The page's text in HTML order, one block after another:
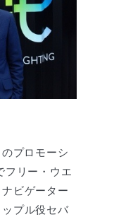
プロモーシ
フリー・ウエ
ビゲーター
プル役セバ